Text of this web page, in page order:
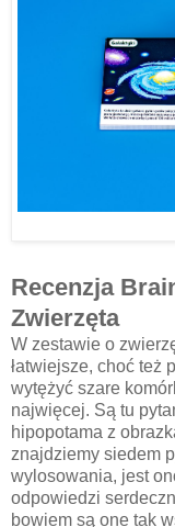
Recenzja
Zwierzęta
W zestawie o
łatwiejsze, choć też
wytężyć szare
najwięcej. Są tu
hipopotama z
znajdziemy siedem
wylosowania, jest
odpowiedzi
bowiem są one tak